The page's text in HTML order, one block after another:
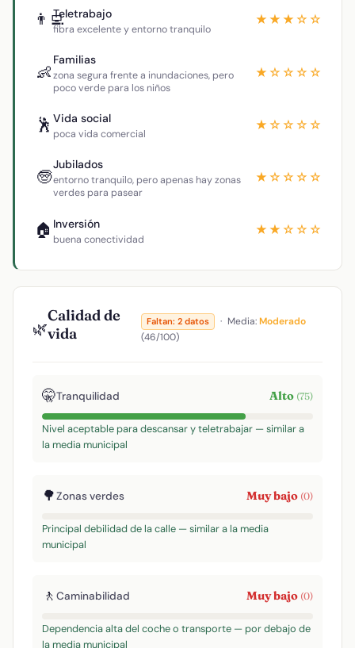
👨‍💻Teletrabajo
fibra excelente y entorno tranquilo
★★★☆☆
👶
Familias
zona segura frente a inundaciones, pero
poco verde para los niños
★☆☆☆☆
🕺 Vida social
poca vida comercial
★☆☆☆☆
🧓
Jubilados
entorno tranquilo, pero apenas hay zonas
verdes para pasear
★☆☆☆☆
🏠 Inversión
buena conectividad
★★☆☆☆
🌿
Calidad de
vida
Faltan: 2 datos · Media:Moderado
(46/100)
🤫Tranquilidad Alto (75)
Nivel aceptable para descansar y teletrabajar — similar a
la media municipal
🌳Zonas verdes Muy bajo (0)
Principal debilidad de la calle — similar a la media
municipal
🚶 Caminabilidad Muy bajo (0)
Dependencia alta del coche o transporte — por debajo de
la media municipal